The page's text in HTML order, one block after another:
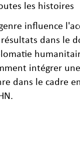
les histoires
influence
dans le
intégrer
dans le cadre